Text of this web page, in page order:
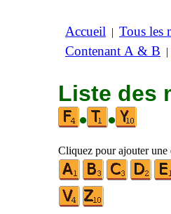
Accueil | Tous les
Contenant A & B |
Liste des
•
•
Cliquez pour ajouter une